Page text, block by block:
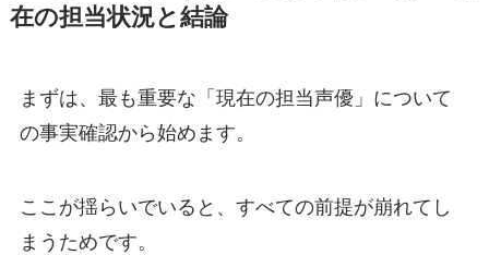
在の担当状況と結論
まずは、最も重要な「現在の担当声優」について
の事実確認から始めます。
ここが揺らいでいると、すべての前提が崩れてし
まうためです。